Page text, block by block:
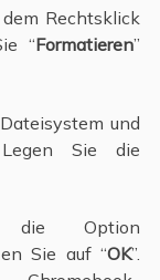
dem Rechtsklick
“Formatieren”
und
Legen Sie die
Option
Sie auf “OK”.